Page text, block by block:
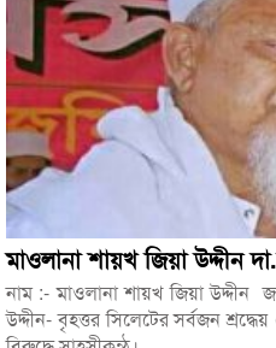
মাওলানা শায়খ জিয়া উদ্দীন
নাম :- মাওলানা শায়খ জিয়া উদ্দীন
উদ্দীন- বৃহত্তর সিলেটের সর্বজন